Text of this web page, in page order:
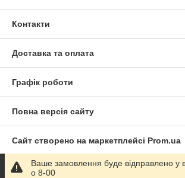
Контакти
Доставка та оплата
Графік роботи
Повна версія сайту
Сайт створено на маркетплейсі Prom.ua
Політика конфіденційності
Ваше замовлення буде відправлено у
о 8-00